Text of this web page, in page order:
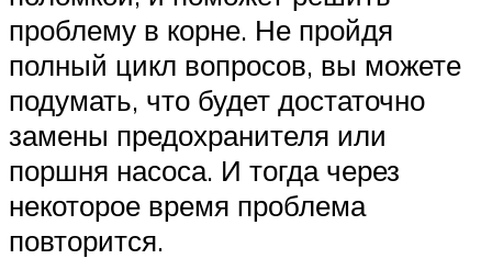
проблему в корне. Не пройдя
полный цикл вопросов, вы можете
подумать, что будет достаточно
замены предохранителя или
поршня насоса. И тогда через
некоторое время проблема
повторится.